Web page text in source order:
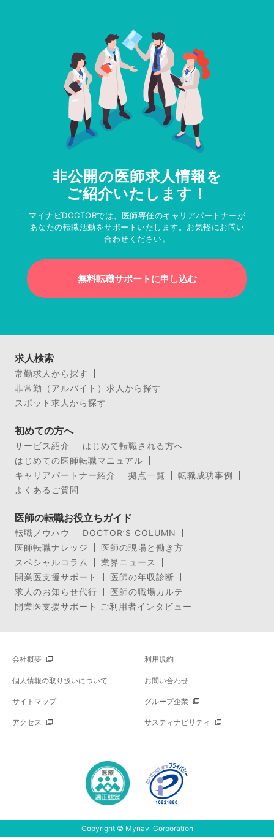
非公開の医師求人情報を
ご紹介いたします！
マイナビDOCTORでは、医師専任のキャリアパートナーが
あなたの転職活動をサポートいたします。お気軽にお問い
合わせください。
無料転職サポートに申し込む
求人検索
常勤求人から探す
非常勤（アルバイト）求人から探す
スポット求人から探す
初めての方へ
サービス紹介
はじめて転職される方へ
はじめての医師転職マニュアル
キャリアパートナー紹介
拠点一覧
転職成功事例
よくあるご質問
医師の転職お役立ちガイド
転職ノウハウ
DOCTOR’S COLUMN
医師転職ナレッジ
医師の現場と働き方
スペシャルコラム
業界ニュース
開業医支援サポート
医師の年収診断
求人のお知らせ代行
医師の職場カルテ
開業医支援サポート ご利用者インタビュー
会社概要 利用規約
個人情報の取り扱いについて お問い合わせ
サイトマップ グループ企業
アクセス サスティナビリティ
Copyright © Mynavi Corporation